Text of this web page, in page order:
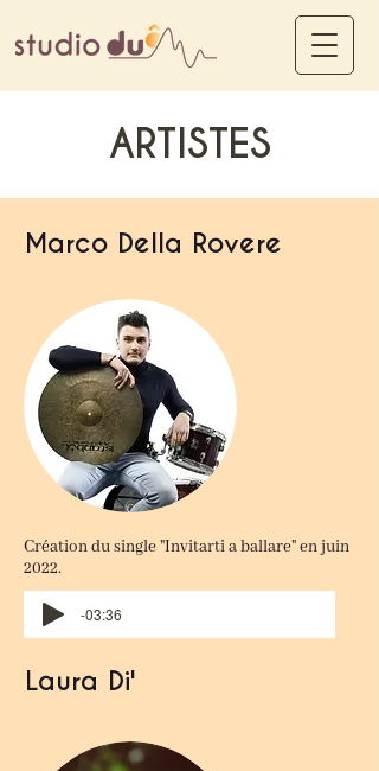
ARTISTES
Marco Della Rovere
Création du single "Invitarti a ballare" en juin
2022.
-03:36
Laura Di'